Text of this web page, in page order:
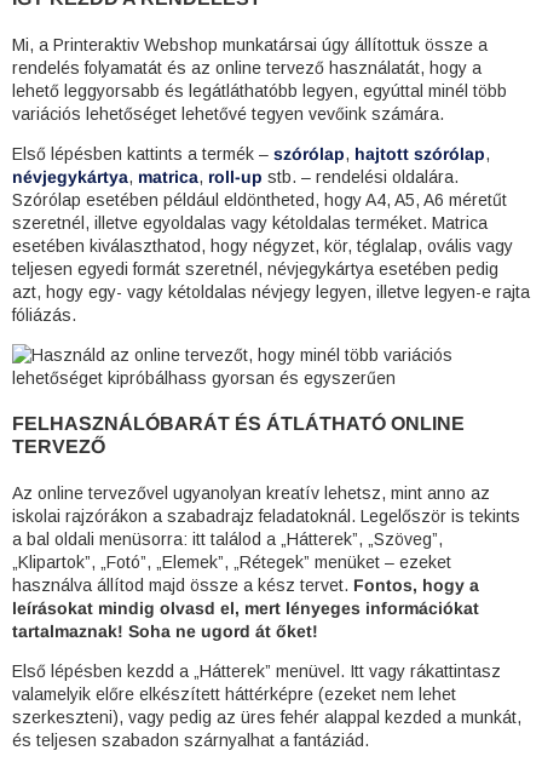
Mi, a Printeraktiv Webshop munkatársai úgy állítottuk össze a
rendelés folyamatát és az online tervező használatát, hogy a
lehető leggyorsabb és legátláthatóbb legyen, egyúttal minél több
variációs lehetőséget lehetővé tegyen vevőink számára.
Első lépésben kattints a termék – szórólap, hajtott szórólap,
névjegykártya, matrica, roll-up stb. – rendelési oldalára.
Szórólap esetében például eldöntheted, hogy A4, A5, A6 méretűt
szeretnél, illetve egyoldalas vagy kétoldalas terméket. Matrica
esetében kiválaszthatod, hogy négyzet, kör, téglalap, ovális vagy
teljesen egyedi formát szeretnél, névjegykártya esetében pedig
azt, hogy egy- vagy kétoldalas névjegy legyen, illetve legyen-e rajta
fóliázás.
FELHASZNÁLÓBARÁT ÉS ÁTLÁTHATÓ ONLINE
TERVEZŐ
Az online tervezővel ugyanolyan kreatív lehetsz, mint anno az
iskolai rajzórákon a szabadrajz feladatoknál. Legelőször is tekints
a bal oldali menüsorra: itt találod a „Hátterek”, „Szöveg”,
„Klipartok”, „Fotó”, „Elemek”, „Rétegek” menüket – ezeket
használva állítod majd össze a kész tervet. Fontos, hogy a
leírásokat mindig olvasd el, mert lényeges információkat
tartalmaznak! Soha ne ugord át őket!
Első lépésben kezdd a „Hátterek” menüvel. Itt vagy rákattintasz
valamelyik előre elkészített háttérképre (ezeket nem lehet
szerkeszteni), vagy pedig az üres fehér alappal kezded a munkát,
és teljesen szabadon szárnyalhat a fantáziád.